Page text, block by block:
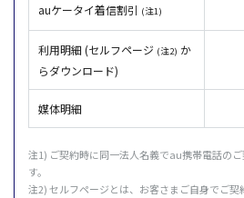
auケータイ着信割引 (注1)
利用明細 (セルフページ (注2) か
らダウンロード)
媒体明細
注1) ご契約時に同一法人名義でau携帯電話の
す。
注2) セルフページとは、お客さまご自身でご